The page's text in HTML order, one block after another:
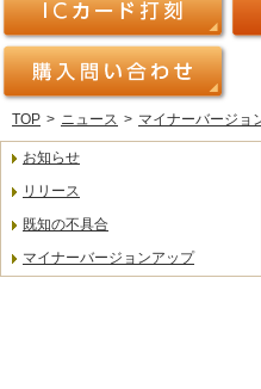
TOP > ニュース > マイナーバージョ
お知らせ
リリース
既知の不具合
マイナーバージョンアップ